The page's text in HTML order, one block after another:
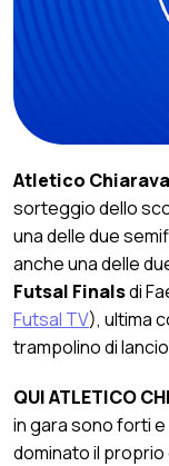
Atletico
sorteggio dello
una delle due
anche una delle
Futsal Finalsdi
Futsal TV), ultima
trampolino di
QUI ATLETICO
in gara sono forti
dominato il